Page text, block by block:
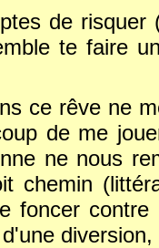
de risquer
te faire
ce rêve ne
de me
ne nous
chemin
foncer